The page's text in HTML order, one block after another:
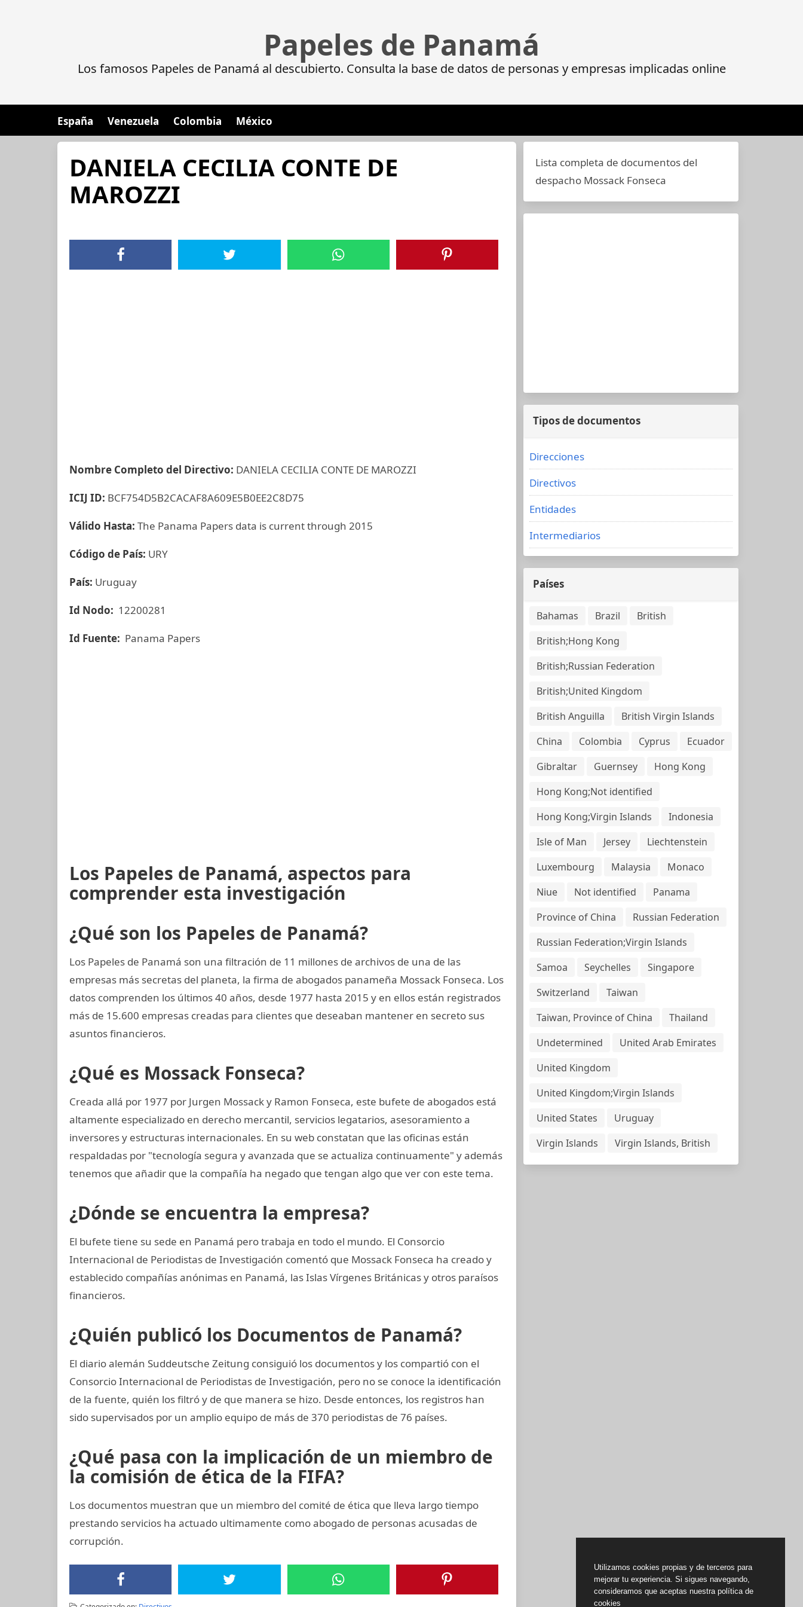
Papeles de Panamá
Los famosos Papeles de Panamá al descubierto. Consulta la base de datos de personas y empresas implicadas online
España Venezuela Colombia México
DANIELA CECILIA CONTE DE
MAROZZI
Nombre Completo del Directivo: DANIELA CECILIA CONTE DE MAROZZI
ICIJ ID: BCF754D5B2CACAF8A609E5B0EE2C8D75
Válido Hasta: The Panama Papers data is current through 2015
Código de País: URY
País: Uruguay
Id Nodo: 12200281
Id Fuente: Panama Papers
Los Papeles de Panamá, aspectos para
comprender esta investigación
¿Qué son los Papeles de Panamá?
Los Papeles de Panamá son una filtración de 11 millones de archivos de una de las
empresas más secretas del planeta, la firma de abogados panameña Mossack Fonseca. Los
datos comprenden los últimos 40 años, desde 1977 hasta 2015 y en ellos están registrados
más de 15.600 empresas creadas para clientes que deseaban mantener en secreto sus
asuntos financieros.
¿Qué es Mossack Fonseca?
Creada allá por 1977 por Jurgen Mossack y Ramon Fonseca, este bufete de abogados está
altamente especializado en derecho mercantil, servicios legatarios, asesoramiento a
inversores y estructuras internacionales. En su web constatan que las oficinas están
respaldadas por "tecnología segura y avanzada que se actualiza continuamente" y además
tenemos que añadir que la compañía ha negado que tengan algo que ver con este tema.
¿Dónde se encuentra la empresa?
El bufete tiene su sede en Panamá pero trabaja en todo el mundo. El Consorcio
Internacional de Periodistas de Investigación comentó que Mossack Fonseca ha creado y
establecido compañías anónimas en Panamá, las Islas Vírgenes Británicas y otros paraísos
financieros.
¿Quién publicó los Documentos de Panamá?
El diario alemán Suddeutsche Zeitung consiguió los documentos y los compartió con el
Consorcio Internacional de Periodistas de Investigación, pero no se conoce la identificación
de la fuente, quién los filtró y de que manera se hizo. Desde entonces, los registros han
sido supervisados por un amplio equipo de más de 370 periodistas de 76 países.
¿Qué pasa con la implicación de un miembro de
la comisión de ética de la FIFA?
Los documentos muestran que un miembro del comité de ética que lleva largo tiempo
prestando servicios ha actuado ultimamente como abogado de personas acusadas de
corrupción.
Lista completa de documentos del
despacho Mossack Fonseca
Tipos de documentos
Direcciones
Directivos
Entidades
Intermediarios
Países
Bahamas Brazil
British
British;Hong Kong
British;Russian Federation
British;United Kingdom
British Anguilla
British Virgin Islands
China
Colombia Cyprus
Ecuador
Gibraltar
Guernsey
Hong Kong
Hong Kong;Not identified
Hong Kong;Virgin Islands
Indonesia
Isle of Man
Jersey
Liechtenstein
Luxembourg
Malaysia
Monaco
Niue
Not identified
Panama
Province of China
Russian Federation
Russian Federation;Virgin Islands
Samoa
Seychelles
Singapore
Switzerland
Taiwan
Taiwan, Province of China
Thailand
Undetermined
United Arab Emirates
United Kingdom
United Kingdom;Virgin Islands
United States
Uruguay
Virgin Islands
Virgin Islands, British
Utilizamos cookies propias y de terceros para
mejorar tu experiencia. Si sigues navegando,
consideramos que aceptas nuestra política de
cookies